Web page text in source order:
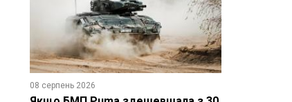
08 серпень 2026